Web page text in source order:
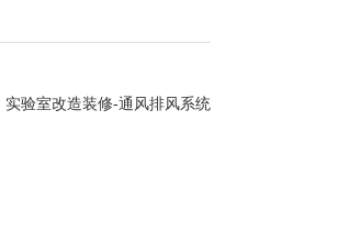
实验室改造装修-通风排风系统